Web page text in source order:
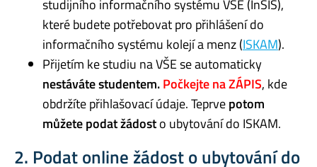
studijního informačního systému VŠE (InSIS),
které budete potřebovat pro přihlášení do
informačního systému kolejí a menz (ISKAM).
Přijetím ke studiu na VŠE se automaticky
nestávátestudentem.Počkejte na ZÁPIS, kde
obdržíte přihlašovací údaje. Teprvepotom
můžete podat žádosto ubytování do ISKAM.
2. Podat online žádost o ubytování do